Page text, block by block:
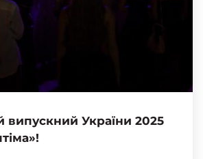
випускний України 2025